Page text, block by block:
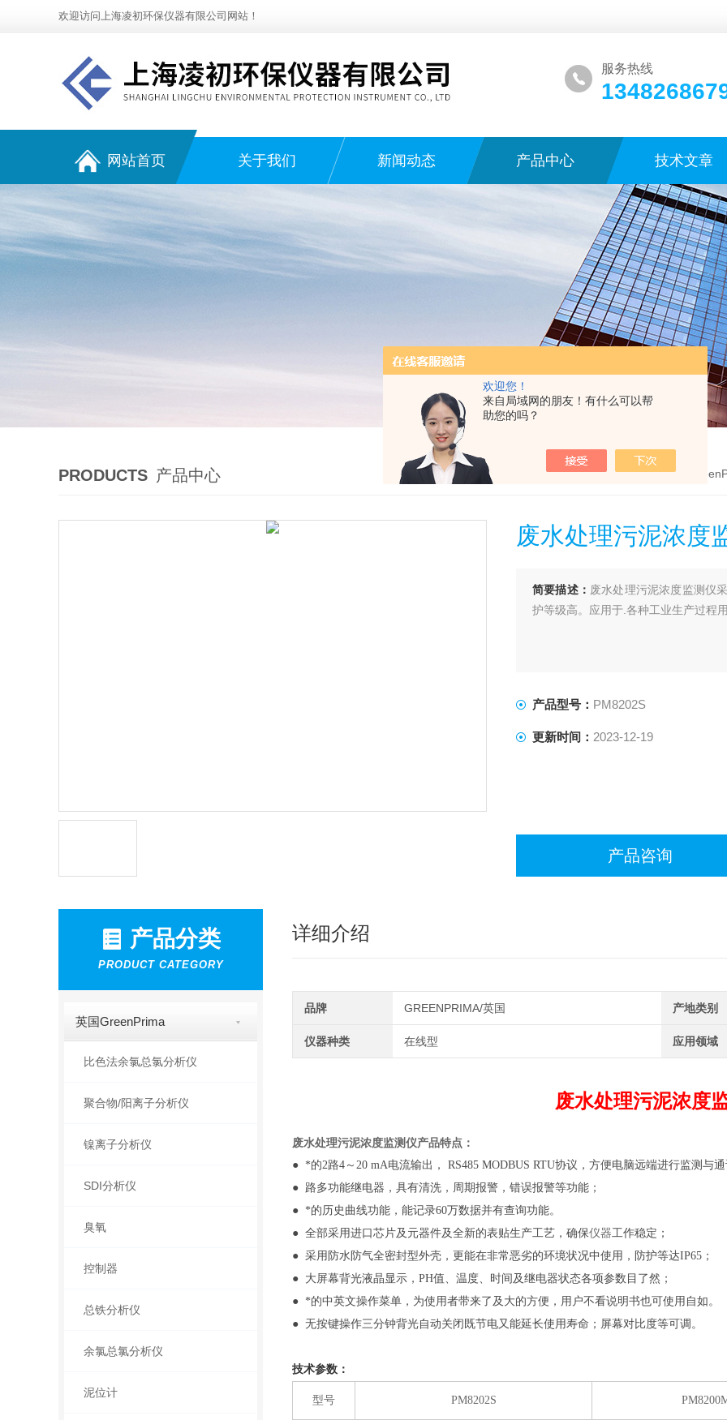
欢迎您！
来自局域网的朋友！有什么可以帮
助您的吗？
欢迎访问上海凌初环保仪器有限公司网站！
服务热线
网站首页 关于我们 新闻动态 产品中心 技术文章
PRODUCTS 产品中心 首页> 产品中心>英国
废水处理污泥浓度
简要描述： 废水处理污泥浓度监测仪
护等级高。应用于.各种工业生产过程
产品型号： PM8202S
更新时间： 2023-12-19
产品咨询
产品分类
PRODUCT CATEGORY
英国GreenPrima
比色法余氯总氯分析仪
聚合物/阳离子分析仪
镍离子分析仪
SDI分析仪
臭氧
控制器
总铁分析仪
余氯总氯分析仪
泥位计
详细介绍
品牌 GREENPRIMA/英国 产地类别
仪器种类 在线型 应用领域
废水处理污泥浓度
废水处理污泥浓度监测仪产品特点：
● *的2路4～20 mA电流输出， RS485 MODBUS RTU协议，方便电脑远端进行监测与通
● 路多功能继电器，具有清洗，周期报警，错误报警等功能；
● *的历史曲线功能，能记录60万数据并有查询功能。
● 全部采用进口芯片及元器件及全新的表贴生产工艺，确保仪器工作稳定；
● 采用防水防气全密封型外壳，更能在非常恶劣的环境状况中使用，防护等达IP65；
● 大屏幕背光液晶显示，PH值、温度、时间及继电器状态各项参数目了然；
● *的中英文操作菜单，为使用者带来了及大的方便，用户不看说明书也可使用自如。
● 无按键操作三分钟背光自动关闭既节电又能延长使用寿命；屏幕对比度等可调。
技术参数：
型号 PM8202S